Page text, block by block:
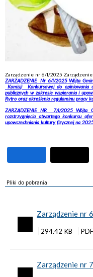
Zarządzenie nr 6/I/2025
ZARZĄDZENIE Nr 6/I/2025Wójta
Komisji Konkursowej do opiniowania
publicznych w zakresie wspierania i
Rytro oraz określenia regulaminu pracy
ZARZĄDZENIE NR 7/I/2025 Wójta
rozstrzygnięcia otwartego konkursu
upowszechniania kultury fizycznej na
Pliki do pobrania
Zarządzenie nr
294.42 KB
Zarządzenie nr